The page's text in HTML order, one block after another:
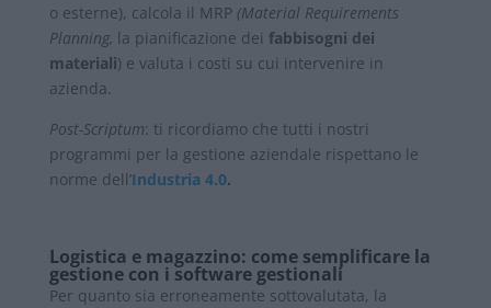
o esterne), calcola il MRP (Material Requirements
Planning, la pianificazione dei fabbisogni dei
materiali) e valuta i costi su cui intervenire in
azienda.
Post-Scriptum: ti ricordiamo che tutti i nostri
programmi per la gestione aziendale rispettano le
norme dell’Industria 4.0.
Logistica e magazzino: come semplificare la
gestione con i software gestionali
Per quanto sia erroneamente sottovalutata, la